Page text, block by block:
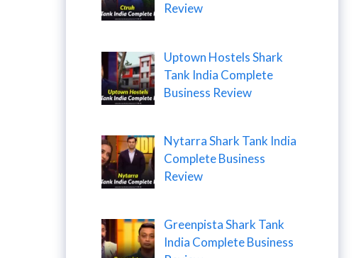
Review
Uptown Hostels Shark
Tank India Complete
Business Review
Nytarra Shark Tank India
Complete Business
Review
Greenpista Shark Tank
India Complete Business